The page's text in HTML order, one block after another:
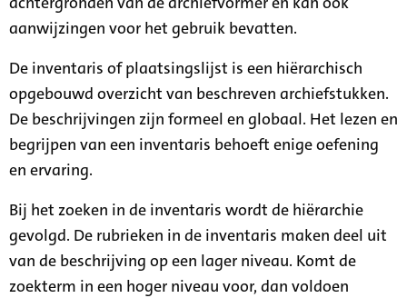
aanwijzingen voor het gebruik bevatten.
De inventaris of plaatsingslijst is een hiërarchisch
opgebouwd overzicht van beschreven archiefstukken.
De beschrijvingen zijn formeel en globaal. Het lezen en
begrijpen van een inventaris behoeft enige oefening
en ervaring.
Bij het zoeken in de inventaris wordt de hiërarchie
gevolgd. De rubrieken in de inventaris maken deel uit
van de beschrijving op een lager niveau. Komt de
zoekterm in een hoger niveau voor, dan voldoen